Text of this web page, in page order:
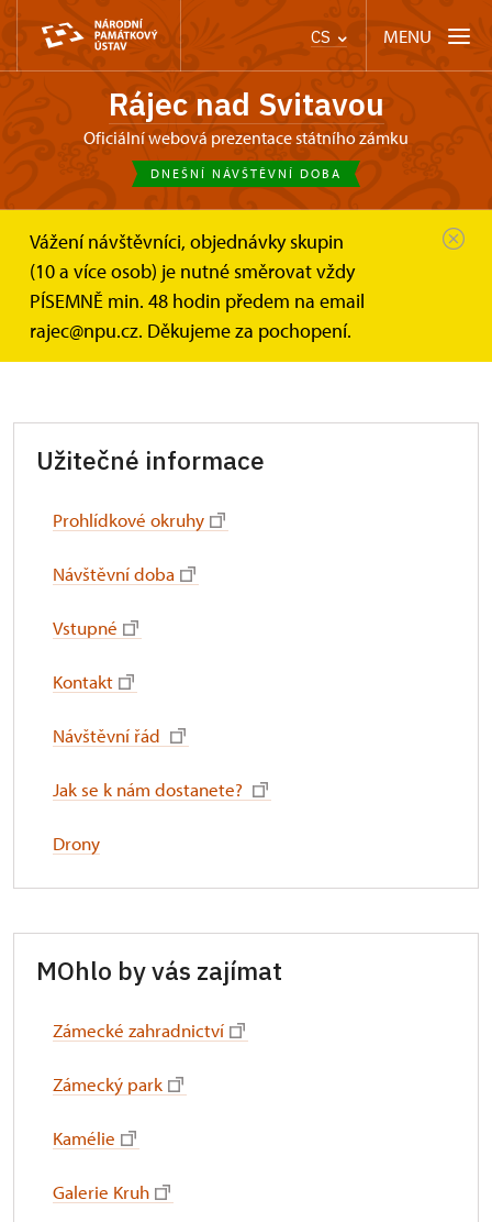
CS MENU
Rájec nad Svitavou
Oficiální webová prezentace státního zámku
DNEŠNÍ NÁVŠTĚVNÍ DOBA
Vážení návštěvníci, objednávky skupin
(10 a více osob) je nutné směrovat vždy
PÍSEMNĚ min. 48 hodin předem na email
rajec@npu.cz. Děkujeme za pochopení.
Zámek Rájec nad Svitavou Informace pro návštěvníky
Informace pro návštěvníky
Užitečné informace
Prohlídkové okruhy
Návštěvní doba
Vstupné
Kontakt
Návštěvní řád
Jak se k nám dostanete?
Drony
MOhlo by vás zajímat
Zámecké zahradnictví
Zámecký park
Kamélie
Galerie Kruh